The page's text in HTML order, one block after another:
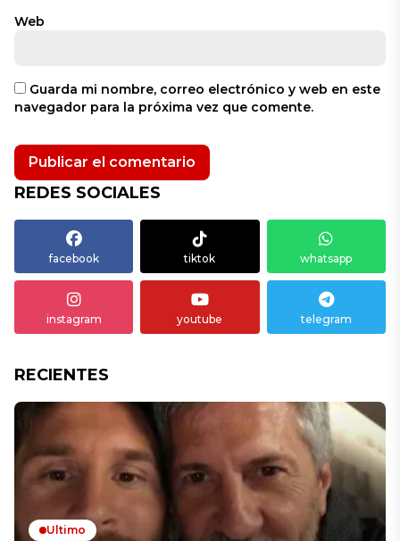
Web
Guarda mi nombre, correo electrónico y web en este
navegador para la próxima vez que comente.
REDES SOCIALES
facebook tiktok whatsapp
instagram youtube telegram
RECIENTES
Ultimo